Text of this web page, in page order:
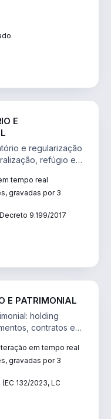
E
e regularização
refúgio e
tempo real
gravadas por 3
9.199/2017
E PATRIMONIAL
holding
contratos e
em tempo real
gravadas por 3
132/2023, LC